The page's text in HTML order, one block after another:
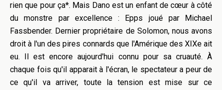
rien que pour ça*. Mais Dano est un enfant de cœur à côté
du monstre par excellence : Epps joué par Michael
Fassbender. Dernier propriétaire de Solomon, nous avons
droit à l'un des pires connards que l'Amérique des XIXe ait
eu. Il est encore aujourd'hui connu pour sa cruauté. À
chaque fois qu'il apparait à l'écran, le spectateur a peur de
ce qu'il va arriver, toute la tension est mise sur ce